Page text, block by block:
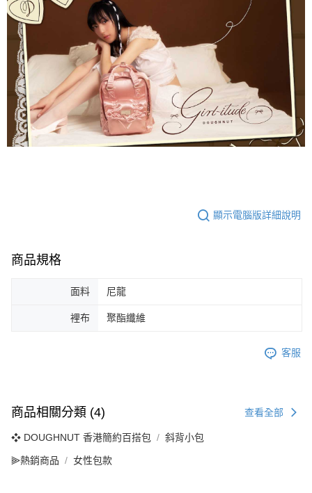
顯示電腦版詳細說明
商品規格
面料 尼龍
裡布 聚酯纖維
客服
商品相關分類 (4) 查看全部
❖ DOUGHNUT 香港簡約百搭包 斜背小包
⫸熱銷商品 女性包款